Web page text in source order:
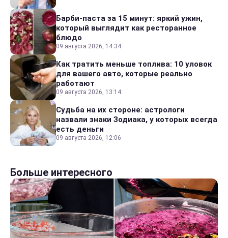
Барби-паста за 15 минут: яркий ужин,
который выглядит как ресторанное
блюдо
09 августа 2026, 14:34
Как тратить меньше топлива: 10 уловок
для вашего авто, которые реально
работают
09 августа 2026, 13:14
Судьба на их стороне: астрологи
назвали знаки Зодиака, у которых всегда
есть деньги
09 августа 2026, 12:06
Больше интересного